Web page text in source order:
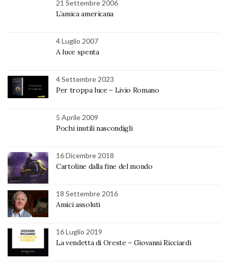
21 Settembre 2006
L’amica americana
4 Luglio 2007
A luce spenta
4 Settembre 2023
Per troppa luce – Livio Romano
5 Aprile 2009
Pochi inutili nascondigli
16 Dicembre 2018
Cartoline dalla fine del mondo
18 Settembre 2016
Amici assoluti
16 Luglio 2019
La vendetta di Oreste – Giovanni Ricciardi